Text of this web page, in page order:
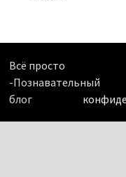
Всё просто
-Познавательный
блог